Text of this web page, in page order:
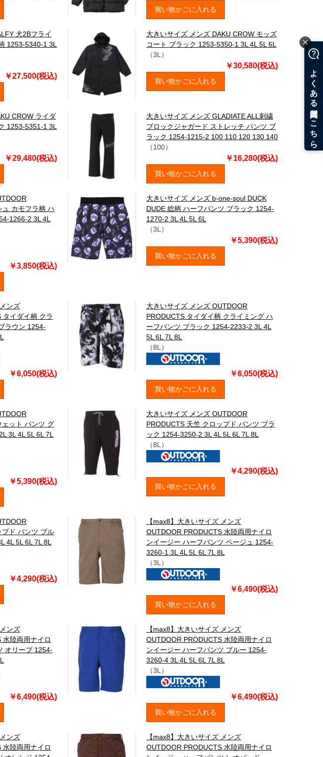
買い物かごに入れる
犬2Bフライ
1253-5340-1 3L
￥27,500(税込)
大きいサイズ メンズ DAKU CROW モッズ
コート ブラック 1253-5350-1 3L 4L 5L 6L
（3L）
￥30,580(税込)
買い物かごに入れる
CROW ライダ
1253-5351-1 3L
￥29,480(税込)
大きいサイズ メンズ GLADIATE ALL刺繍
ブロックジャガード ストレッチ パンツ ブ
ラック 1254-1215-2 100 110 120 130 140
（100）
￥16,280(税込)
買い物かごに入れる
ュ カモフラ柄 ハ
1266-2 3L 4L
￥3,850(税込)
大きいサイズ メンズ b-one-soul DUCK
DUDE 総柄 ハーフパンツ ブラック 1254-
1270-2 3L 4L 5L 6L
（3L）
￥5,390(税込)
買い物かごに入れる
ンズ
タイダイ柄 クラ
ラウン 1254-
￥6,050(税込)
大きいサイズ メンズ OUTDOOR
PRODUCTS タイダイ柄 クライミング ハ
ーフパンツ ブラック 1254-2233-2 3L 4L
5L 6L 7L 8L
（8L）
￥6,050(税込)
買い物かごに入れる
ット パンツ グ
3L 4L 5L 6L 7L
￥5,390(税込)
大きいサイズ メンズ OUTDOOR
PRODUCTS 天竺 クロップド パンツ ブラ
ック 1254-3250-2 3L 4L 5L 6L 7L 8L
（8L）
￥4,290(税込)
買い物かごに入れる
ド パンツ ブル
4L 5L 6L 7L 8L
￥4,290(税込)
【max8】大きいサイズ メンズ
OUTDOOR PRODUCTS 水陸両用ナイロ
ンイージー ハーフパンツ ベージュ 1254-
3260-1 3L 4L 5L 6L 7L 8L
（3L）
￥6,490(税込)
買い物かごに入れる
ンズ
水陸両用ナイロ
オリーブ 1254-
￥6,490(税込)
【max8】大きいサイズ メンズ
OUTDOOR PRODUCTS 水陸両用ナイロ
ンイージー ハーフパンツ ブルー 1254-
3260-4 3L 4L 5L 6L 7L 8L
（3L）
￥6,490(税込)
買い物かごに入れる
ンズ
水陸両用ナイロ
【max8】大きいサイズ メンズ
OUTDOOR PRODUCTS 水陸両用ナイロ